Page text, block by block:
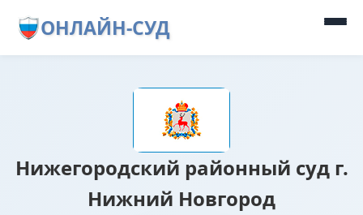
ОНЛАЙН-СУД
Нижегородский районный суд г.
Нижний Новгород